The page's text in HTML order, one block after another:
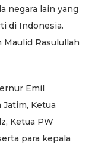
negara lain yang
di Indonesia.
Maulid Rasulullah
Emil
Ketua
Ketua PW
para kepala